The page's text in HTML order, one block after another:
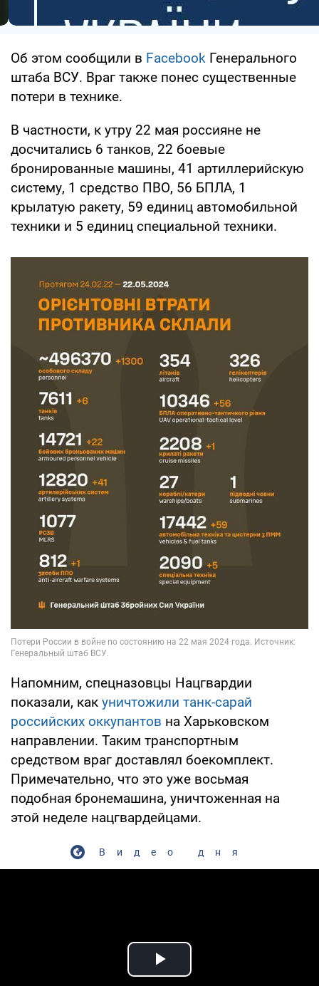
Об этом сообщили в Facebook Генерального
штаба ВСУ. Враг также понес существенные
потери в технике.
В частности, к утру 22 мая россияне не
досчитались 6 танков, 22 боевые
бронированные машины, 41 артиллерийскую
систему, 1 средство ПВО, 56 БПЛА, 1
крылатую ракету, 59 единиц автомобильной
техники и 5 единиц специальной техники.
Напомним, спецназовцы Нацгвардии
показали, как уничтожили танк-сарай
российских оккупантов на Харьковском
направлении. Таким транспортным
средством враг доставлял боекомплект.
Примечательно, что это уже восьмая
подобная бронемашина, уничтоженная на
этой неделе нацгвардейцами.
Видео дня
Play Video